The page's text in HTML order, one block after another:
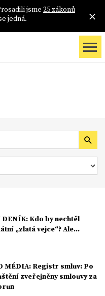
jsme 25 zákonů
jedná.
DENÍK: Kdo by nechtěl
„zlatá vejce“? Ale...
MÉDIA: Registr smluv: Po
zveřejněny smlouvy za